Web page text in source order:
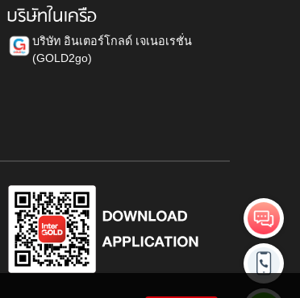
บริษัทในเครือ
บริษัท อินเตอร์โกลด์ เจเนอเรชั่น
(GOLD2go)